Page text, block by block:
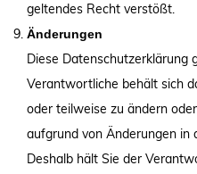
geltendes Recht verstößt.
Änderungen
Diese Datenschutzerklärung
Verantwortliche behält sich
oder teilweise zu ändern
aufgrund von Änderungen in
Deshalb hält Sie der